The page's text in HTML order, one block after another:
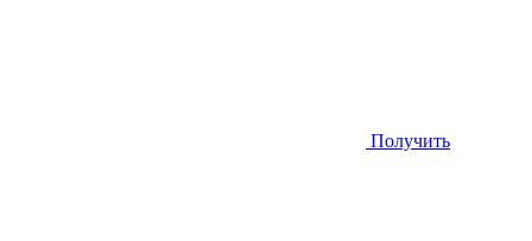
Получить